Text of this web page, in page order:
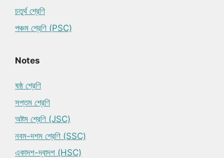
চতুর্থ শ্রেণি
পঞ্চম শ্রেণি (PSC)
Notes
ষষ্ঠ শ্রেণি
সপ্তম শ্রেণি
অষ্টম শ্রেণি (JSC)
নবম-দশম শ্রেণি (SSC)
একাদশ-দ্বাদশ (HSC)